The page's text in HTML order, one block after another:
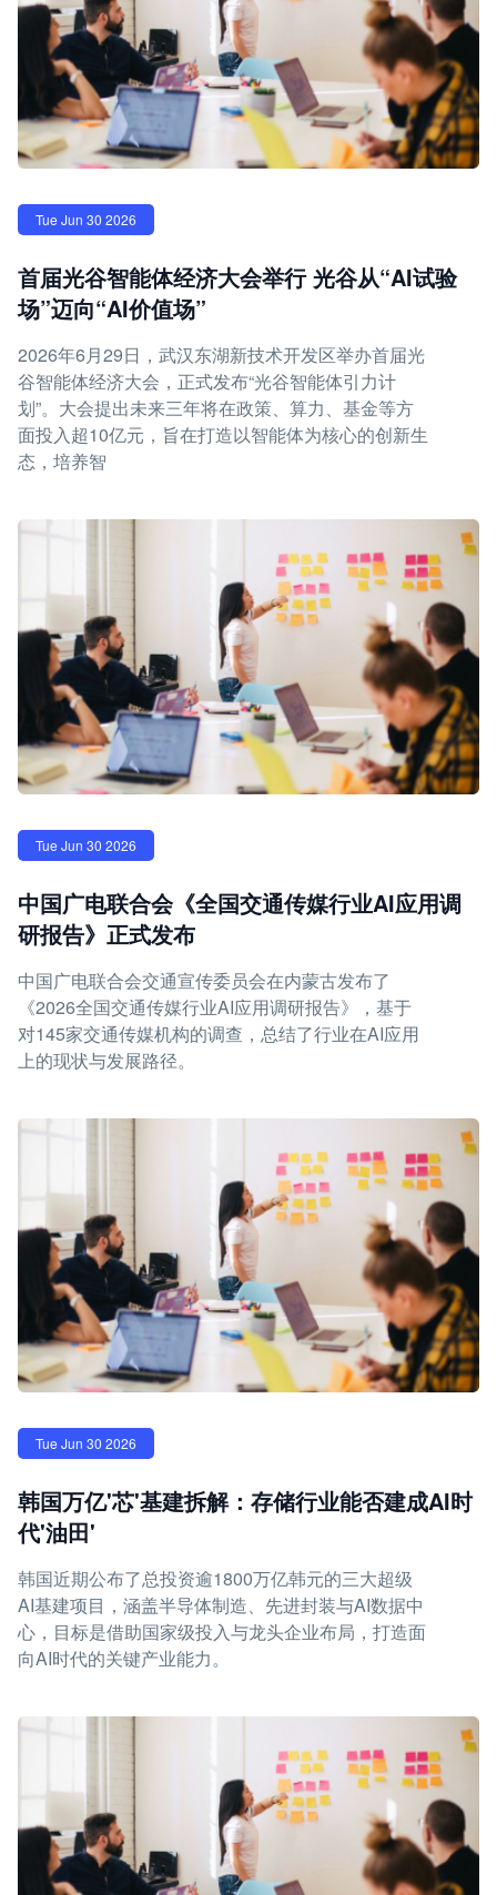
Tue Jun 30 2026
首届光谷智能体经济大会举行 光谷从“AI试验
场”迈向“AI价值场”
2026年6月29日，武汉东湖新技术开发区举办首届光
谷智能体经济大会，正式发布“光谷智能体引力计
划”。大会提出未来三年将在政策、算力、基金等方
面投入超10亿元，旨在打造以智能体为核心的创新生
态，培养智
Tue Jun 30 2026
中国广电联合会《全国交通传媒行业AI应用调
研报告》正式发布
中国广电联合会交通宣传委员会在内蒙古发布了
《2026全国交通传媒行业AI应用调研报告》，基于
对145家交通传媒机构的调查，总结了行业在AI应用
上的现状与发展路径。
Tue Jun 30 2026
韩国万亿'芯'基建拆解：存储行业能否建成AI时
代'油田'
韩国近期公布了总投资逾1800万亿韩元的三大超级
AI基建项目，涵盖半导体制造、先进封装与AI数据中
心，目标是借助国家级投入与龙头企业布局，打造面
向AI时代的关键产业能力。